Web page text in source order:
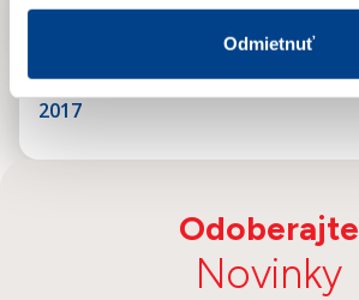
Odmietnuť
2018
2017
Odoberajte
Novinky